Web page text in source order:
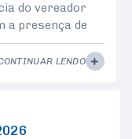
do vereador
a presença de
à
volante,
em
LENDO